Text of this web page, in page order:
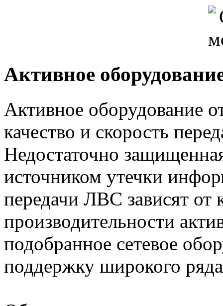
Активное
Активное оборудование
качество и скорость
Недостаточно
источником утечки
передачи ЛВС зависят от
производительности
подобранное сетевое
поддержку широкого